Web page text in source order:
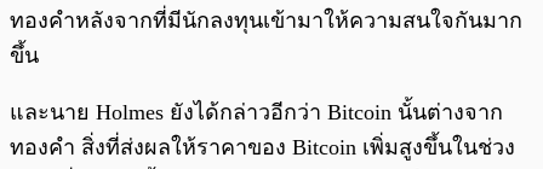
ทองคำหลังจากที่มีนักลงทุนเข้ามาให้ความสนใจกันมาก
ขึ้น
และนาย Holmes ยังได้กล่าวอีกว่า Bitcoin นั้นต่างจาก
ทองคำ สิ่งที่ส่งผลให้ราคาของ Bitcoin เพิ่มสูงขึ้นในช่วง